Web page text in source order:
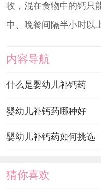
收，混在食物中的钙只
中、晚餐间隔半小时以
内容导航
什么是婴幼儿补钙药
婴幼儿补钙药哪种好
婴幼儿补钙药如何挑选
猜你喜欢